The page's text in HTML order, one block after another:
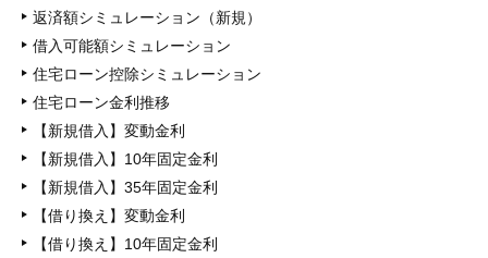
返済額シミュレーション（新規）
借入可能額シミュレーション
住宅ローン控除シミュレーション
住宅ローン金利推移
【新規借入】変動金利
【新規借入】10年固定金利
【新規借入】35年固定金利
【借り換え】変動金利
【借り換え】10年固定金利